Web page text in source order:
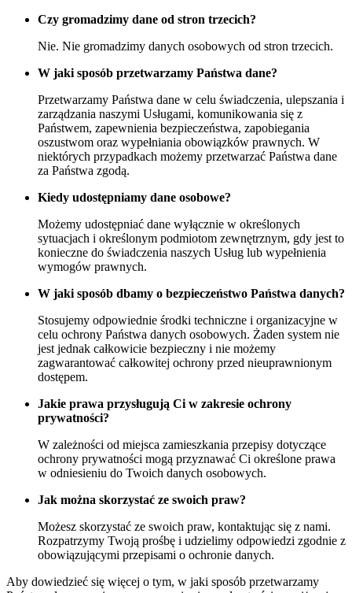
Czy gromadzimy dane od stron trzecich?
Nie. Nie gromadzimy danych osobowych od stron trzecich.
W jaki sposób przetwarzamy Państwa dane?
Przetwarzamy Państwa dane w celu świadczenia, ulepszania i
zarządzania naszymi Usługami, komunikowania się z
Państwem, zapewnienia bezpieczeństwa, zapobiegania
oszustwom oraz wypełniania obowiązków prawnych. W
niektórych przypadkach możemy przetwarzać Państwa dane
za Państwa zgodą.
Kiedy udostępniamy dane osobowe?
Możemy udostępniać dane wyłącznie w określonych
sytuacjach i określonym podmiotom zewnętrznym, gdy jest to
konieczne do świadczenia naszych Usług lub wypełnienia
wymogów prawnych.
W jaki sposób dbamy o bezpieczeństwo Państwa danych?
Stosujemy odpowiednie środki techniczne i organizacyjne w
celu ochrony Państwa danych osobowych. Żaden system nie
jest jednak całkowicie bezpieczny i nie możemy
zagwarantować całkowitej ochrony przed nieuprawnionym
dostępem.
Jakie prawa przysługują Ci w zakresie ochrony
prywatności?
W zależności od miejsca zamieszkania przepisy dotyczące
ochrony prywatności mogą przyznawać Ci określone prawa
w odniesieniu do Twoich danych osobowych.
Jak można skorzystać ze swoich praw?
Możesz skorzystać ze swoich praw, kontaktując się z nami.
Rozpatrzymy Twoją prośbę i udzielimy odpowiedzi zgodnie z
obowiązującymi przepisami o ochronie danych.
Aby dowiedzieć się więcej o tym, w jaki sposób przetwarzamy